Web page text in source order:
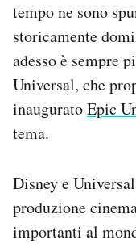
Notifiche mobile
Regala il Post
Hai bisogno di
Esci
tempo ne sono
storicamente
adesso è sempre
Universal, che
inauguratoEpic
tema.
Disney e
produzione
importanti al